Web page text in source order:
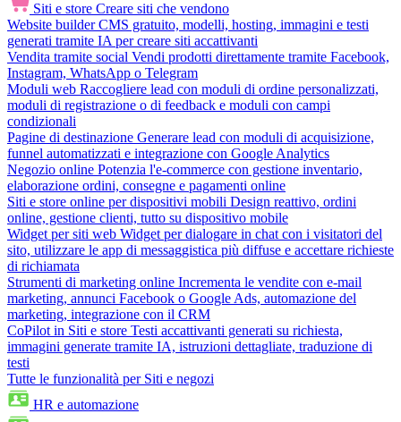
Siti e store Creare siti che vendono
Website builder CMS gratuito, modelli, hosting, immagini e testi
generati tramite IA per creare siti accattivanti
Vendita tramite social Vendi prodotti direttamente tramite Facebook,
Instagram, WhatsApp o Telegram
Moduli web Raccogliere lead con moduli di ordine personalizzati,
moduli di registrazione o di feedback e moduli con campi
condizionali
Pagine di destinazione Generare lead con moduli di acquisizione,
funnel automatizzati e integrazione con Google Analytics
Negozio online Potenzia l'e-commerce con gestione inventario,
elaborazione ordini, consegne e pagamenti online
Siti e store online per dispositivi mobili Design reattivo, ordini
online, gestione clienti, tutto su dispositivo mobile
Widget per siti web Widget per dialogare in chat con i visitatori del
sito, utilizzare le app di messaggistica più diffuse e accettare richieste
di richiamata
Strumenti di marketing online Incrementa le vendite con e-mail
marketing, annunci Facebook o Google Ads, automazione del
marketing, integrazione con il CRM
CoPilot in Siti e store Testi accattivanti generati su richiesta,
immagini generate tramite IA, istruzioni dettagliate, traduzione di
testi
Tutte le funzionalità per Siti e negozi
HR e automazione